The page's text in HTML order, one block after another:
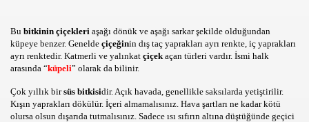
Bu bitkinin çiçekleri aşağı dönük ve aşağı sarkar şekilde olduğundan
küpeye benzer. Genelde çiçeğinin dış taç yaprakları ayrı renkte, iç yaprakları
ayrı renktedir. Katmerli ve yalınkat çiçek açan türleri vardır. İsmi halk
arasında “küpeli” olarak da bilinir.
Çok yıllık birsüs bitkisidir. Açık havada, genellikle saksılarda yetiştirilir.
Kışın yaprakları dökülür. İçeri almamalısınız. Hava şartları ne kadar kötü
olursa olsun dışarıda tutmalısınız. Sadece ısı sıfırın altına düştüğünde geçici
ONLINE RADYO DINLE CANLI MUZIK
GUZELLIK SAYFASI